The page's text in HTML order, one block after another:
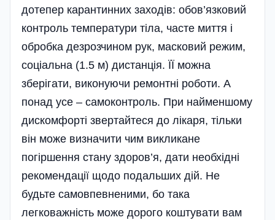
дотепер карантинних заходів: обов’язковий
контроль температури тіла, часте миття і
обробка дезрозчином рук, масковий режим,
соціальна (1.5 м) дистанція. ЇЇ можна
зберігати, виконуючи ремонтні роботи. А
понад усе – самоконтроль. При найменшому
дис­комфорті звертайтеся до лікаря, тільки
він може визначити чим викликане
погіршення стану здоров’я, дати необхідні
рекомендації щодо подальших дій. Не
будьте самовпевненими, бо така
легковажність може дорого коштувати вам